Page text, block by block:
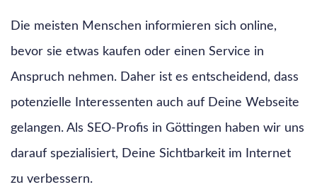
Die meisten Menschen informieren sich online,
bevor sie etwas kaufen oder einen Service in
Anspruch nehmen. Daher ist es entscheidend, dass
potenzielle Interessenten auch auf Deine Webseite
gelangen. Als SEO-Profis in Göttingen haben wir uns
darauf spezialisiert, Deine Sichtbarkeit im Internet
zu verbessern.